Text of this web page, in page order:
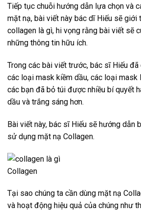
Tiếp tục chuỗi hướng dẫn lựa chọn và
mặt nạ, bài viết này bác dĩ Hiếu sẽ giới
collagen là gì, hi vọng rằng bài viết sẽ
những thông tin hữu ích.
Trong các bài viết trước, bác sĩ Hiếu
các loại mask kiềm dầu, các loại mask
các bạn đã bỏ túi được nhiều bí quyết
dầu và trắng sáng hơn.
Bài viết này, bác sĩ Hiếu sẽ hướng dẫn
sử dụng mặt nạ Collagen.
Collagen
Tại sao chúng ta cần dùng mặt nạ
và hoạt động hiệu quả của chúng như